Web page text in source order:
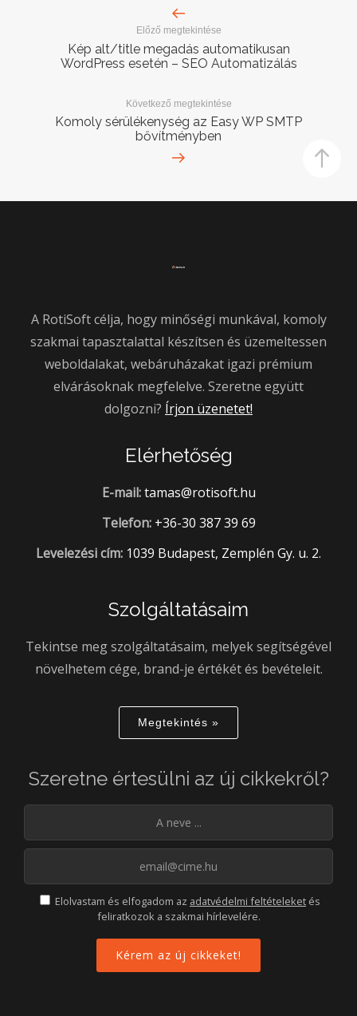
Előző megtekintése
Kép alt/title megadás automatikusan
WordPress esetén – SEO Automatizálás
Következő megtekintése
Komoly sérülékenység az Easy WP SMTP
bővítményben
A RotiSoft célja, hogy minőségi munkával, komoly
szakmai tapasztalattal készítsen és üzemeltessen
weboldalakat, webáruházakat igazi prémium
elvárásoknak megfelelve. Szeretne együtt
dolgozni? Írjon üzenetet!
Elérhetőség
E-mail: tamas@rotisoft.hu
Telefon: +36-30 387 39 69
Levelezési cím: 1039 Budapest, Zemplén Gy. u. 2.
Szolgáltatásaim
Tekintse meg szolgáltatásaim, melyek segítségével
növelhetem cége, brand-je értékét és bevételeit.
Megtekintés »
Szeretne értesülni az új cikkekről?
Elolvastam és elfogadom az adatvédelmi feltételeket és
feliratkozok a szakmai hírlevelére.